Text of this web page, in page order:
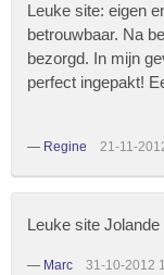
Leuke site: eigen
betrouwbaar. Na
bezorgd. In mijn
perfect ingepakt!
— Regine 21-11-
Leuke site
— Marc 31-10-2012